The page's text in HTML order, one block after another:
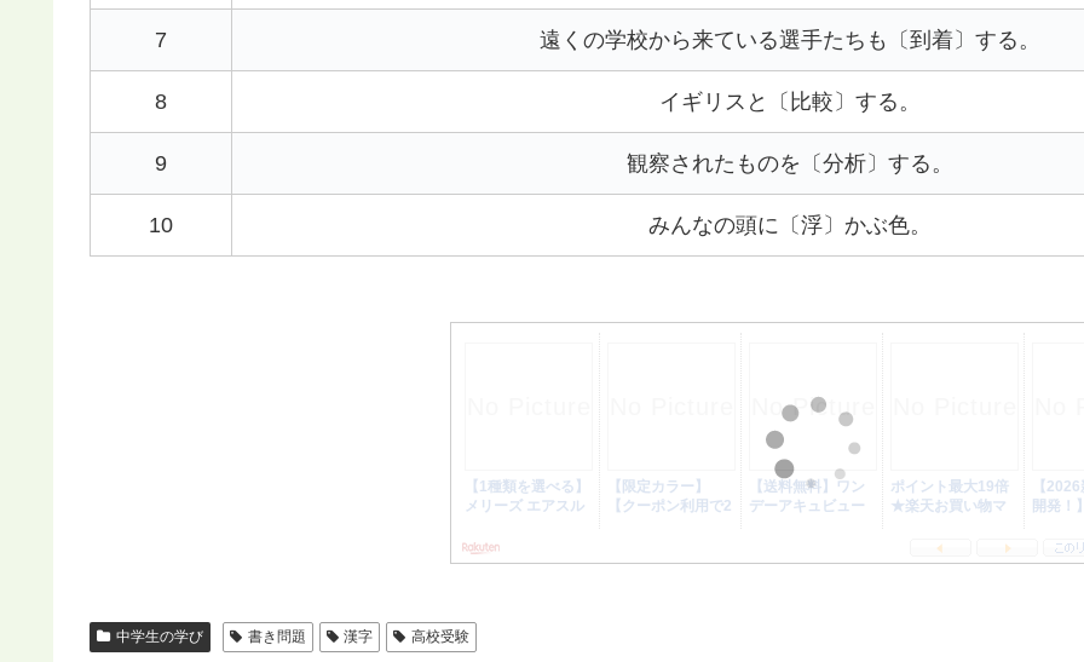
7 遠くの学校から来ている選手たちも〔到着〕する。
8 イギリスと〔比較〕する。
9 観察されたものを〔分析〕する。
10 みんなの頭に〔浮〕かぶ色。
中学生の学び 書き問題 漢字 高校受験